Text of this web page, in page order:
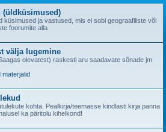
i
(üldküsimused)
küsimused ja vastused, mis ei sobi geograafiliste või
foorumite alla
välja lugemine
olevatest) raskesti aru saadavate sõnade jm
materjalid
kohta. Pealkirja/teemasse kindlasti kirja panna
ka päritolu kihelkond!